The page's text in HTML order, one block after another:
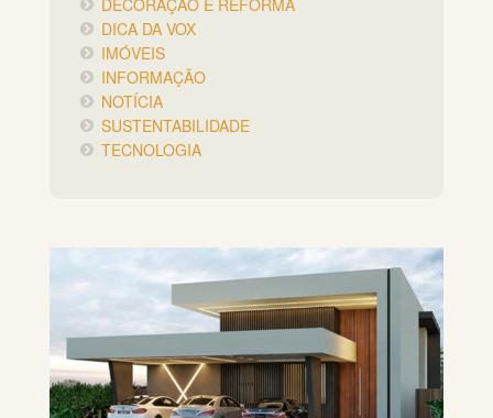
DECORAÇÃO E REFORMA
DICA DA VOX
IMÓVEIS
INFORMAÇÃO
NOTÍCIA
SUSTENTABILIDADE
TECNOLOGIA